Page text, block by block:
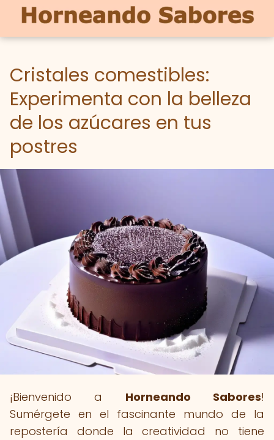
Cristales comestibles:
Experimenta con la belleza
de los azúcares en tus
postres
¡Bienvenido a Horneando Sabores!
Sumérgete en el fascinante mundo de la
repostería donde la creatividad no tiene